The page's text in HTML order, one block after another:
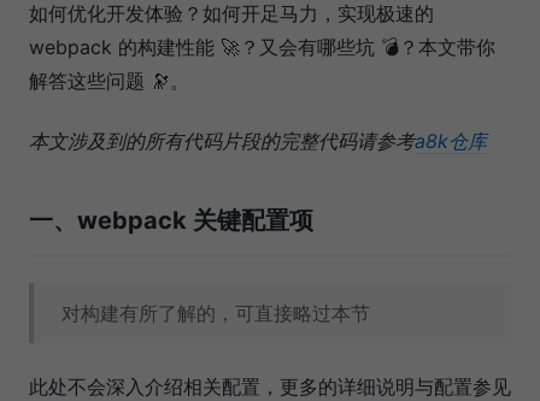
如何优化开发体验？如何开足马力，实现极速的
webpack 的构建性能 🚀？又会有哪些坑 💣？本文带你
解答这些问题 🔭。
本文涉及到的所有代码片段的完整代码请参考a8k仓库
一、webpack 关键配置项
对构建有所了解的，可直接略过本节
此处不会深入介绍相关配置，更多的详细说明与配置参见